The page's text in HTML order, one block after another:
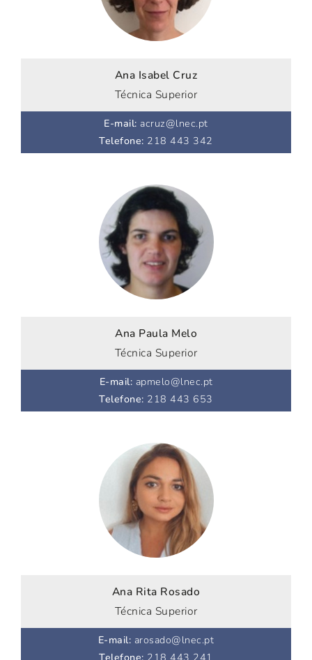
Ana Isabel Cruz
Técnica Superior
E-mail: acruz@lnec.pt
Telefone: 218 443 342
Ana Paula Melo
Técnica Superior
E-mail: apmelo@lnec.pt
Telefone: 218 443 653
Ana Rita Rosado
Técnica Superior
E-mail: arosado@lnec.pt